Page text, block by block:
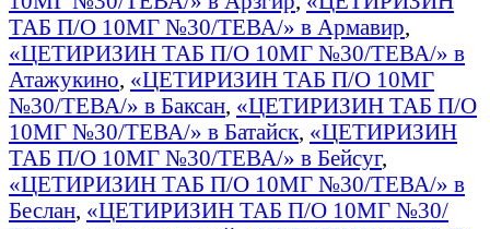
ТАБ П/О 10МГ №30/ТЕВА/» в Армавир,
«ЦЕТИРИЗИН ТАБ П/О 10МГ №30/ТЕВА/» в
Атажукино, «ЦЕТИРИЗИН ТАБ П/О 10МГ
№30/ТЕВА/» в Баксан, «ЦЕТИРИЗИН ТАБ П/О
10МГ №30/ТЕВА/» в Батайск, «ЦЕТИРИЗИН
ТАБ П/О 10МГ №30/ТЕВА/» в Бейсуг,
«ЦЕТИРИЗИН ТАБ П/О 10МГ №30/ТЕВА/» в
Беслан, «ЦЕТИРИЗИН ТАБ П/О 10МГ №30/